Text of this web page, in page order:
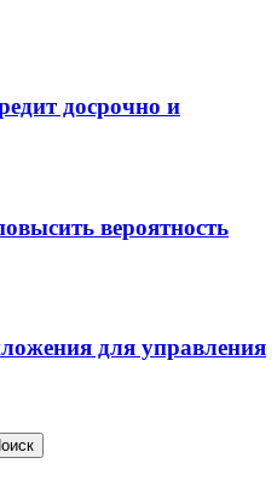
досрочно и
вероятность
для управления